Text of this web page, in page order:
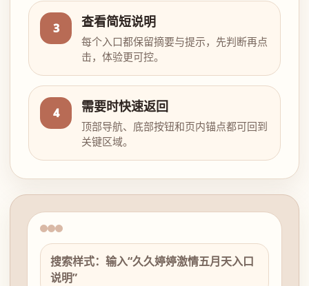
3 查看简短说明
每个入口都保留摘要与提示，先判断再点
击，体验更可控。
4 需要时快速返回
顶部导航、底部按钮和页内锚点都可回到
关键区域。
搜索样式：输入“久久婷婷激情五月天入口
说明”